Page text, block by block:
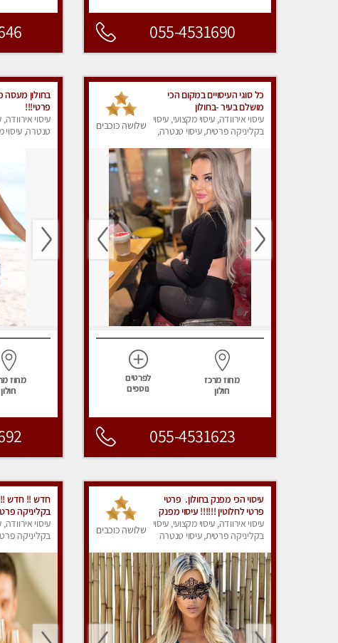
055-4531690
כל סוגי העיסויים במקום הכי
מושלם בעיר -בחולון
עיסוי אירוודה, עיסוי מקצועי, עיסוי
בקליניקה פרטית, עיסוי טנטרה,
שלושה כוכבים
מחוז מרכז
חולון
לפרטים
נוספים
055-4531623
בחולון מעסה
פרטי!!!
עיסוי אירוודה,
טנטרה, עיסוי
מחוז
חולון
עיסוי הכי מפנק בחולון. פרטי
פרטי לחלוטין !!!!!! עיסוי מפנק
בחולון !!!
עיסוי אירוודה, עיסוי מקצועי, עיסוי
בקליניקה פרטית, עיסוי טנטרה
שלושה כוכבים
חדש !! חדש !!
בקליניקה
עיסוי אירוודה,
בקליניקה